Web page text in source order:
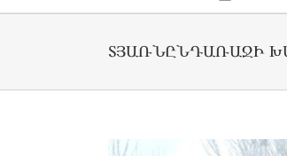
ՏՅԱՌՆԸՆԴԱՌԱՋԻ
View